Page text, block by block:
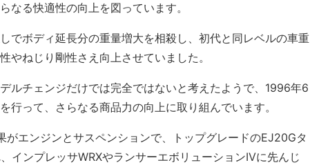
なる快適性の向上を図っています。
でボディ延長分の重量増大を相殺し、初代と同レベルの車重
やねじり剛性さえ向上させていました。
ルチェンジだけでは完全ではないと考えたようで、1996年6
行って、さらなる商品力の向上に取り組んでいます。
がエンジンとサスペンションで、トップグレードのEJ20Gタ
インプレッサWRXやランサーエボリューションIVに先んじ